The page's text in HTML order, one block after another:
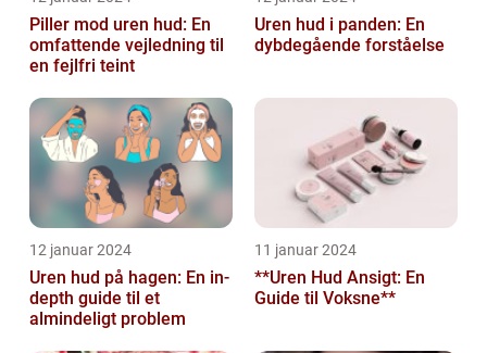
Piller mod uren hud: En
omfattende vejledning til
en fejlfri teint
Uren hud i panden: En
dybdegående forståelse
12 januar 2024
Uren hud på hagen: En in-
depth guide til et
almindeligt problem
11 januar 2024
**Uren Hud Ansigt: En
Guide til Voksne**